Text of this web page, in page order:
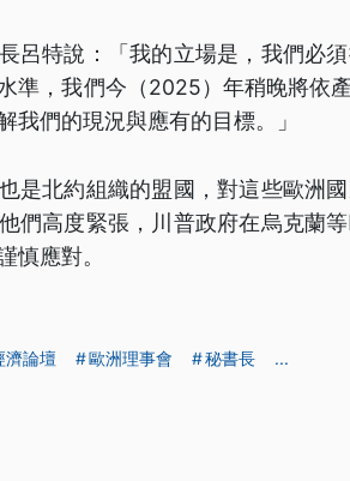
呂特說：「我的立場是，我們必
準，我們今（2025）年稍晚將依
我們的現況與應有的目標。」
是北約組織的盟國，對這些歐洲
們高度緊張，川普政府在烏克蘭
慎應對。
濟論壇 歐洲理事會 秘書長 ...